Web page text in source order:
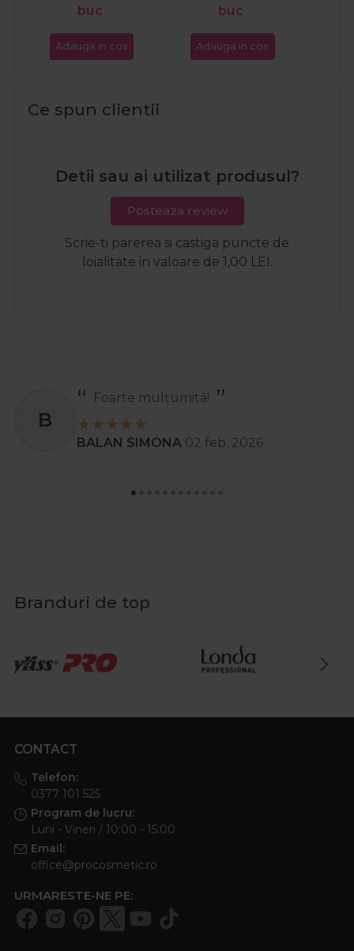
buc
Adauga in cos
buc
Adauga in cos
Ce spun clientii
Detii sau ai utilizat produsul?
Posteaza review
Scrie-ti parerea si castiga puncte de
loialitate in valoare de 1,00 LEI.
B
Foarte mulțumită!
BALAN SIMONA 02 feb. 2026
Branduri de top
CONTACT
Telefon:
0377 101 525
Program de lucru:
Luni - Vineri / 10:00 - 15:00
Email:
office@procosmetic.ro
URMARESTE-NE PE: